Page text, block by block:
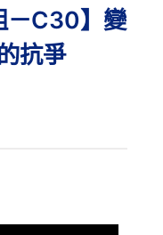
－C30】變
抗爭